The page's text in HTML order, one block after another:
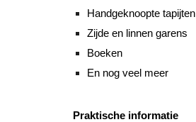
Handgeknoopte tapijten
Zijde en linnen garens
Boeken
En nog veel meer
Praktische informatie